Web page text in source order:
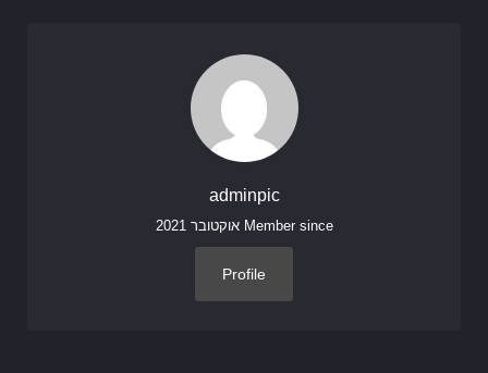
adminpic
Member since אוקטובר 2021
Profile